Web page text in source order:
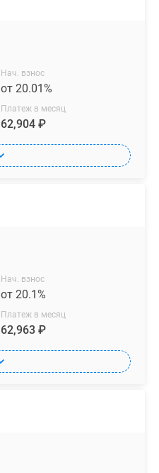
Нач. взнос
от 20.01%
Платеж в месяц
62,904 ₽
Нач. взнос
от 20.1%
Платеж в месяц
62,963 ₽